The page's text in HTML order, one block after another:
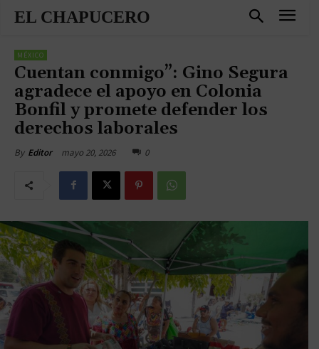
EL CHAPUCERO
MÉXICO
Cuentan conmigo”: Gino Segura
agradece el apoyo en Colonia
Bonfil y promete defender los
derechos laborales
By Editor mayo 20, 2026 0